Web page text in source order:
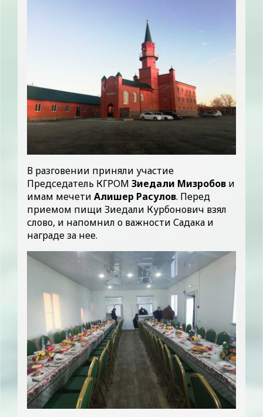
В разговении приняли участие
Председатель КГРОМ Зиедали Мизробов и
имам мечети Алишер Расулов. Перед
приемом пищи Зиедали Курбонович взял
слово, и напомнил о важности Садака и
награде за нее.